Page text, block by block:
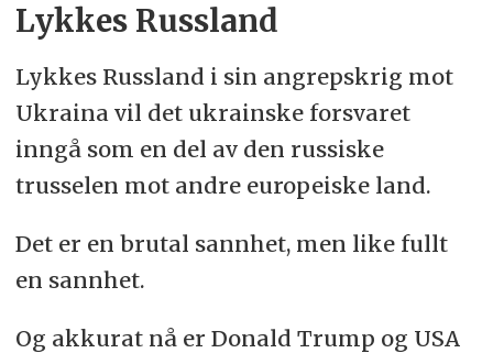
Lykkes Russland
Lykkes Russland i sin angrepskrig mot
Ukraina vil det ukrainske forsvaret
inngå som en del av den russiske
trusselen mot andre europeiske land.
Det er en brutal sannhet, men like fullt
en sannhet.
Og akkurat nå er Donald Trump og USA